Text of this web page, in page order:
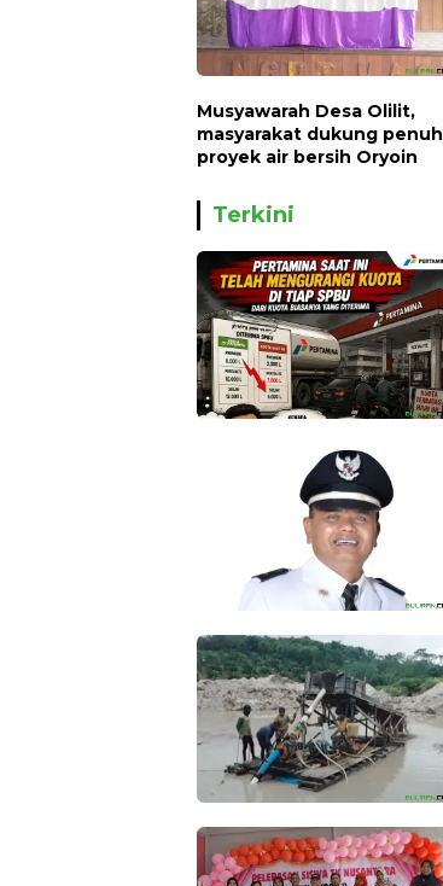
Musyawarah Desa Olilit,
masyarakat dukung penuh
proyek air bersih Oryoin
Terkini